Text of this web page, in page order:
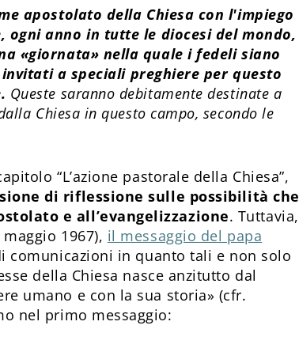
apostolato della Chiesa con l'impiego
ogni anno in tutte le diocesi del mondo,
«giornata» nella quale i fedeli siano
a speciali preghiere per questo
Queste saranno debitamente destinate a
Chiesa in questo campo, secondo le
“L’azione pastorale della Chiesa”,
di riflessione sulle possibilità che
e all’evangelizzazione. Tuttavia,
1967), il messaggio del papa
comunicazioni in quanto tali e non solo
della Chiesa nasce anzitutto dal
umano e con la sua storia» (cfr.
nel primo messaggio: